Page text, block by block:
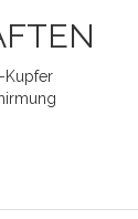
Kupfer